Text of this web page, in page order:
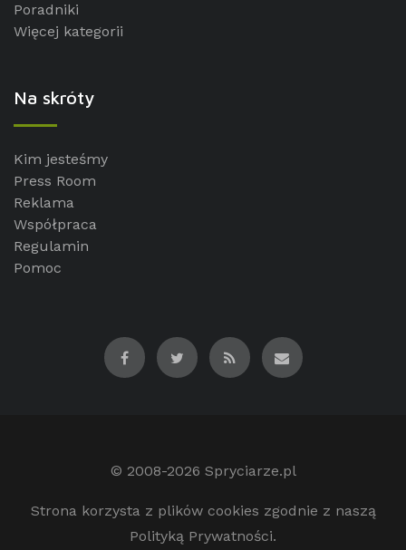
Poradniki
Więcej kategorii
Na skróty
Kim jesteśmy
Press Room
Reklama
Współpraca
Regulamin
Pomoc
© 2008-2026 Spryciarze.pl
Strona korzysta z plików cookies zgodnie z naszą
Polityką Prywatności.